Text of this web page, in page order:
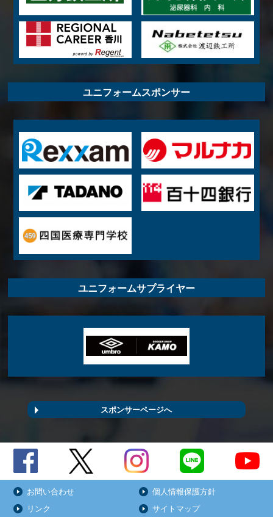
ユニフォームスポンサー
ユニフォームサプライヤー
スポンサーページへ
お問い合わせ
個人情報保護方針
リンク
サイトマップ